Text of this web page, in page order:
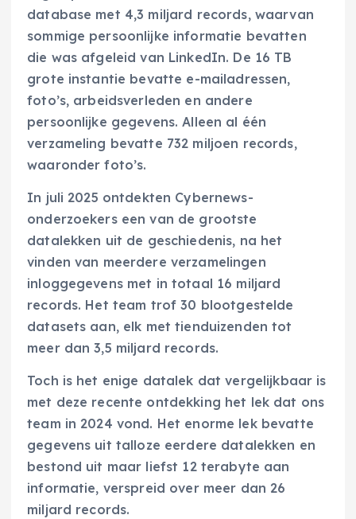
database met 4,3 miljard records, waarvan
sommige persoonlijke informatie bevatten
die was afgeleid van LinkedIn. De 16 TB
grote instantie bevatte e-mailadressen,
foto’s, arbeidsverleden en andere
persoonlijke gegevens. Alleen al één
verzameling bevatte 732 miljoen records,
waaronder foto’s.
In juli 2025 ontdekten Cybernews-
onderzoekers een van de grootste
datalekken uit de geschiedenis, na het
vinden van meerdere verzamelingen
inloggegevens met in totaal 16 miljard
records. Het team trof 30 blootgestelde
datasets aan, elk met tienduizenden tot
meer dan 3,5 miljard records.
Toch is het enige datalek dat vergelijkbaar is
met deze recente ontdekking het lek dat ons
team in 2024 vond. Het enorme lek bevatte
gegevens uit talloze eerdere datalekken en
bestond uit maar liefst 12 terabyte aan
informatie, verspreid over meer dan 26
miljard records.